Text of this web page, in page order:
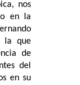
nos
en la
la que
de
del
en su